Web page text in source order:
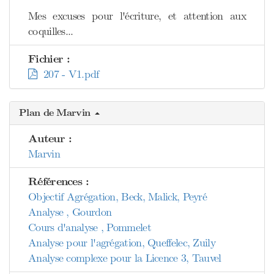
Mes excuses pour l'écriture, et attention aux
coquilles...
Fichier :
207 - V1.pdf
Plan de Marvin
Auteur :
Marvin
Références :
Objectif Agrégation, Beck, Malick, Peyré
Analyse , Gourdon
Cours d'analyse , Pommelet
Analyse pour l'agrégation, Queffelec, Zuily
Analyse complexe pour la Licence 3, Tauvel